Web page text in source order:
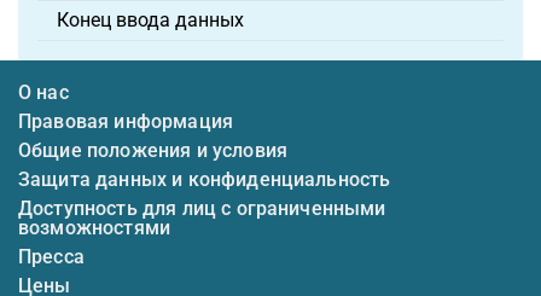
Конец ввода данных
О нас
Правовая информация
Общие положения и условия
Защита данных и конфиденциальность
Доступность для лиц с ограниченными
возможностями
Пресса
Цены